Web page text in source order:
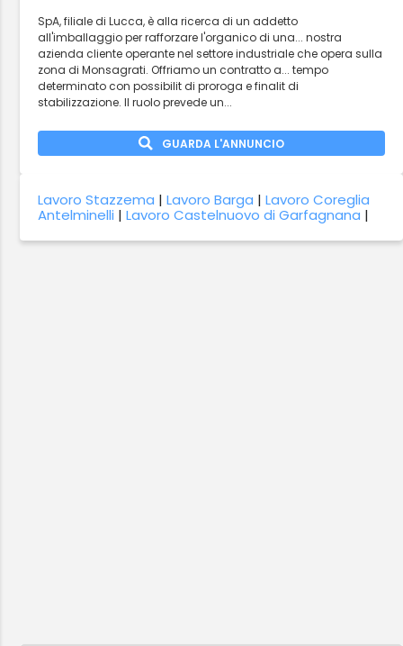
SpA, filiale di Lucca, è alla ricerca di un addetto
all'imballaggio per rafforzare l'organico di una... nostra
azienda cliente operante nel settore industriale che opera sulla
zona di Monsagrati. Offriamo un contratto a... tempo
determinato con possibilit di proroga e finalit di
stabilizzazione. Il ruolo prevede un...
GUARDA L'ANNUNCIO
Lavoro Stazzema |Lavoro Barga |Lavoro Coreglia
Antelminelli |Lavoro Castelnuovo di Garfagnana |